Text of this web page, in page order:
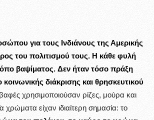
για τους Ινδιάνους της Αμερικής
του πολιτισμού τους. Η κάθε φυλή
βαψίματος. Δεν ήταν τόσο πράξη
διάκρισης και θρησκευτικού
βαφές χρησιμοποιούσαν ρίζες, μούρα και
χρώματα είχαν ιδιαίτερη σημασία: το